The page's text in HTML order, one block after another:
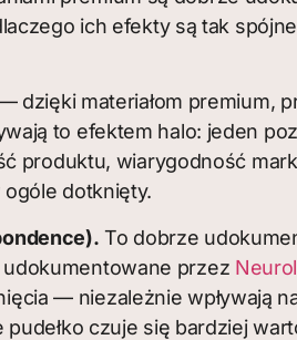
ich efekty są tak
dzięki materiałom
to efektem halo: jeden
produktu, wiarygodność
dotknięty.
To dobrze
udokumentowane przez
— niezależnie wpływają
czuje się bardziej